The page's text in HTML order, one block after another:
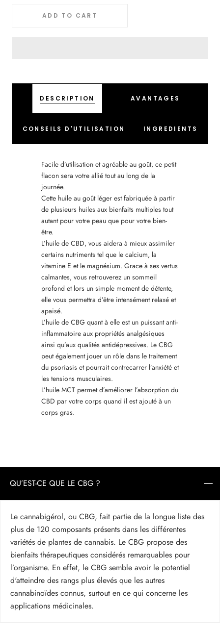
ADD TO CART
DESCRIPTION AVANTAGES
CONSEILS D'UTILISATION INGREDIENTS
Facile d’utilisation et agréable au goût, ce petit
flacon sera votre allié tout au long de la
journée.
Cette huile au goût léger est fabriquée à partir
de plusieurs huiles aux bienfaits multiples tout
autant pour votre peau que pour votre bien-
être.
L’huile de CBD, vous aidera à mieux assimiler
certains nutriments tel que le calcium, la
vitamine E et le magnésium. Grace à ses vertus
calmantes, vous retrouverez un sommeil
profond et lors un simple moment de détente,
elle vous permettra d’être intensément relaxé et
apaisé.
L’huile de CBG quant à elle est un puissant anti-
inflammatoire aux propriétés analgésiques
ainsi qu’aux qualités antidépressives. Le CBG
peut également jouer un rôle dans le traitement
du psoriasis et pourrait contrecarrer l’anxiété et
les tensions musculaires.
L’huile MCT permet d’améliorer l’absorption du
CBD par votre corps quand il est ajouté à un
corps gras.
QU’EST-CE QUE LE CBG ?
Le cannabigérol, ou CBG, fait partie de la longue liste des
plus de 120 composants présents dans les différentes
variétés de plantes de cannabis. Le CBG propose des
bienfaits thérapeutiques considérés remarquables pour
l’organisme. En effet, le CBG semble avoir le potentiel
d'atteindre des rangs plus élevés que les autres
cannabinoïdes connus, surtout en ce qui concerne les
applications médicinales.